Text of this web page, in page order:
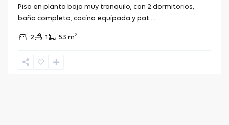
Piso en planta baja muy tranquilo, con 2 dormitorios,
baño completo, cocina equipada y pat ...
2 1 53 m2